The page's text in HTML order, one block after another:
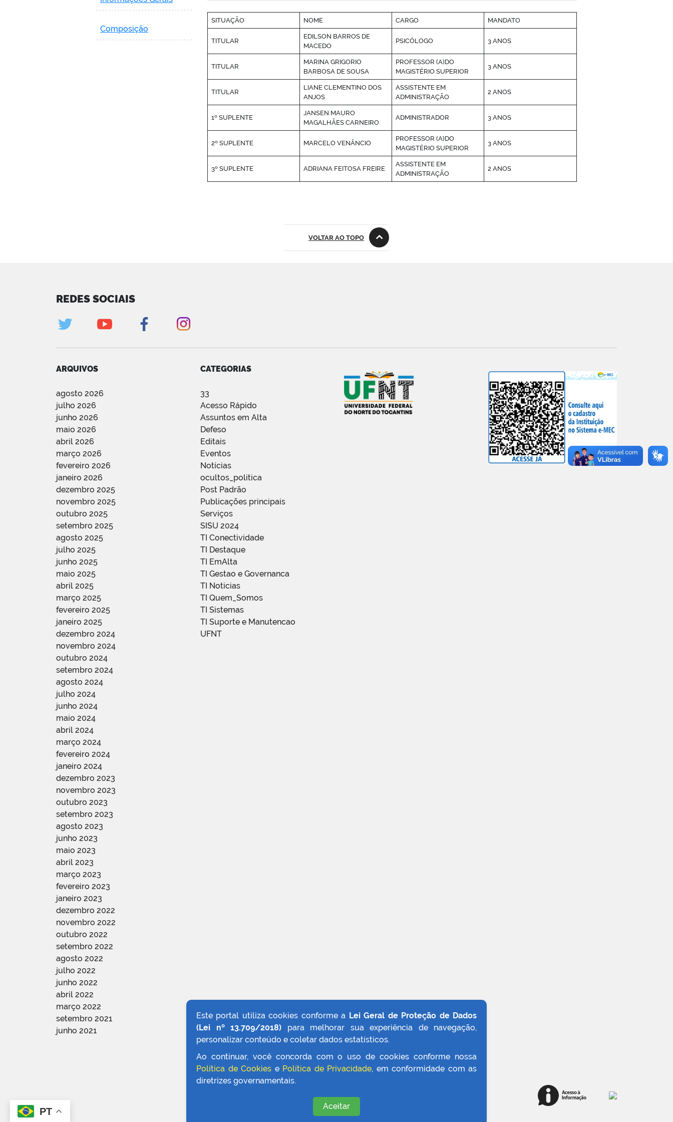
Composição
SITUAÇÃO NOME CARGO MANDATO
TITULAR
EDILSON BARROS DE
MACEDO
PSICÓLOGO 3 ANOS
TITULAR
MARINA GRIGORIO
BARBOSA DE SOUSA
PROFESSOR (A)DO
MAGISTÉRIO SUPERIOR
3 ANOS
TITULAR
LIANE CLEMENTINO DOS
ANJOS
ASSISTENTE EM
ADMINISTRAÇÃO
2 ANOS
1º SUPLENTE
JANSEN MAURO
MAGALHÃES CARNEIRO
ADMINISTRADOR 3 ANOS
2º SUPLENTE MARCELO VENÂNCIO
PROFESSOR (A)DO
MAGISTÉRIO SUPERIOR
3 ANOS
3º SUPLENTE ADRIANA FEITOSA FREIRE
ASSISTENTE EM
ADMINISTRAÇÃO
2 ANOS
VOLTAR AO TOPO
Este portal utiliza cookies conforme a Lei Geral de Proteção de Dados
(Lei nº 13.709/2018) para melhorar sua experiência de navegação,
personalizar conteúdo e coletar dados estatísticos.
Ao continuar, você concorda com o uso de cookies conforme nossa
Política de Cookies e Política de Privacidade, em conformidade com as
diretrizes governamentais.
Aceitar
REDES SOCIAIS
ARQUIVOS
agosto 2026
julho 2026
junho 2026
maio 2026
abril 2026
março 2026
fevereiro 2026
janeiro 2026
dezembro 2025
novembro 2025
outubro 2025
setembro 2025
agosto 2025
julho 2025
junho 2025
maio 2025
abril 2025
março 2025
fevereiro 2025
janeiro 2025
dezembro 2024
novembro 2024
outubro 2024
setembro 2024
agosto 2024
julho 2024
junho 2024
maio 2024
abril 2024
março 2024
fevereiro 2024
janeiro 2024
dezembro 2023
novembro 2023
outubro 2023
setembro 2023
agosto 2023
junho 2023
maio 2023
abril 2023
março 2023
fevereiro 2023
janeiro 2023
dezembro 2022
novembro 2022
outubro 2022
setembro 2022
agosto 2022
julho 2022
junho 2022
abril 2022
março 2022
setembro 2021
junho 2021
CATEGORIAS
33
Acesso Rápido
Assuntos em Alta
Defeso
Editais
Eventos
Notícias
ocultos_politica
Post Padrão
Publicações principais
Serviços
SISU 2024
TI Conectividade
TI Destaque
TI EmAlta
TI Gestao e Governanca
TI Noticias
TI Quem_Somos
TI Sistemas
TI Suporte e Manutencao
UFNT
PT